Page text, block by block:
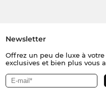
Newsletter
Offrez un peu de luxe à
exclusives et bien plus vous